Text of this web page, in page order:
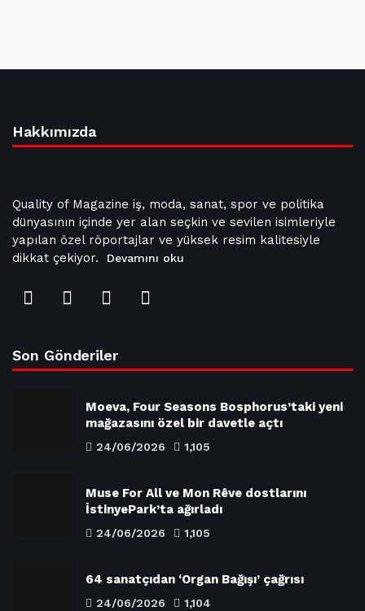
Hakkımızda
Quality of Magazine iş, moda, sanat, spor ve politika
dünyasının içinde yer alan seçkin ve sevilen isimleriyle
yapılan özel röportajlar ve yüksek resim kalitesiyle
dikkat çekiyor.
Devamını oku
Son Gönderiler
Moeva, Four Seasons Bosphorus’taki yeni
mağazasını özel bir davetle açtı
24/06/2026 1,105
Muse For All ve Mon Rêve dostlarını
İstinyePark’ta ağırladı
24/06/2026 1,105
64 sanatçıdan ‘Organ Bağışı’ çağrısı
24/06/2026 1,104